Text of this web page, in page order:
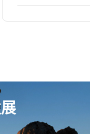
让订单准交率提
业 贝菲饰品 | 通